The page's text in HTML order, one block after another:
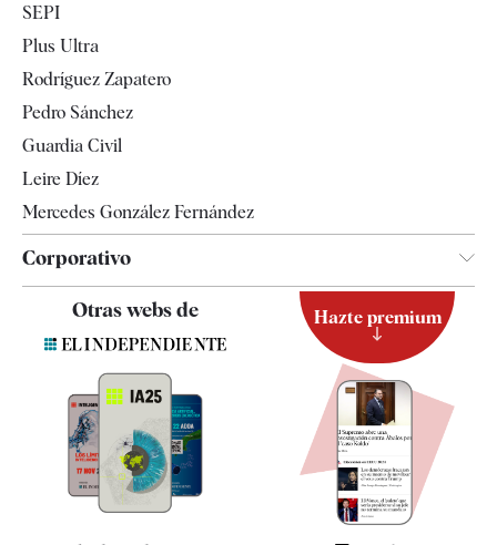
Televisión
SEPI
Plus Ultra
Rodríguez Zapatero
Pedro Sánchez
Guardia Civil
Leire Díez
Mercedes González Fernández
Corporativo
Contacto
Quiénes somos
Especificaciones
Otras webs de Hazte premium